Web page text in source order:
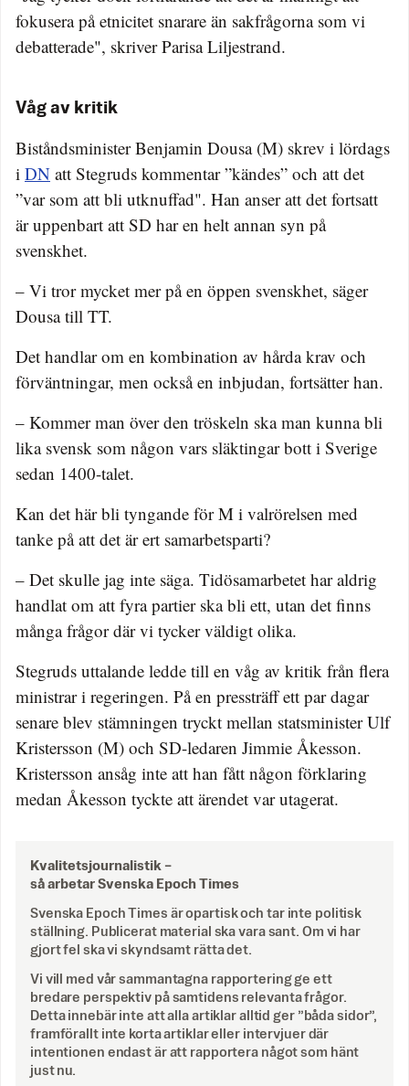
fokusera på etnicitet snarare än sakfrågorna som vi
debatterade", skriver Parisa Liljestrand.
Våg av kritik
Biståndsminister Benjamin Dousa (M) skrev i lördags
i DN att Stegruds kommentar ”kändes” och att det
”var som att bli utknuffad". Han anser att det fortsatt
är uppenbart att SD har en helt annan syn på
svenskhet.
– Vi tror mycket mer på en öppen svenskhet, säger
Dousa till TT.
Det handlar om en kombination av hårda krav och
förväntningar, men också en inbjudan, fortsätter han.
– Kommer man över den tröskeln ska man kunna bli
lika svensk som någon vars släktingar bott i Sverige
sedan 1400-talet.
Kan det här bli tyngande för M i valrörelsen med
tanke på att det är ert samarbetsparti?
– Det skulle jag inte säga. Tidösamarbetet har aldrig
handlat om att fyra partier ska bli ett, utan det finns
många frågor där vi tycker väldigt olika.
Stegruds uttalande ledde till en våg av kritik från flera
ministrar i regeringen. På en pressträff ett par dagar
senare blev stämningen tryckt mellan statsminister Ulf
Kristersson (M) och SD-ledaren Jimmie Åkesson.
Kristersson ansåg inte att han fått någon förklaring
medan Åkesson tyckte att ärendet var utagerat.
Kvalitetsjournalistik –
så arbetar Svenska Epoch Times
Svenska Epoch Times är opartisk och tar inte politisk
ställning. Publicerat material ska vara sant. Om vi har
gjort fel ska vi skyndsamt rätta det.
Vi vill med vår sammantagna rapportering ge ett
bredare perspektiv på samtidens relevanta frågor.
Detta innebär inte att alla artiklar alltid ger ”båda sidor”,
framförallt inte korta artiklar eller intervjuer där
intentionen endast är att rapportera något som hänt
just nu.